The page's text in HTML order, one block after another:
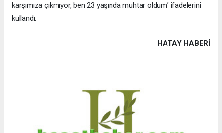
karşımıza çıkmıyor, ben 23 yaşında muhtar oldum” ifadelerini
kullandı.
HATAY HABERİ